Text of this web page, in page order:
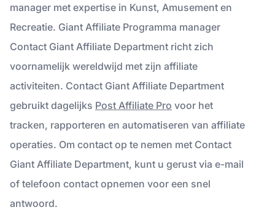
manager met expertise in Kunst, Amusement en
Recreatie. Giant Affiliate Programma manager
Contact Giant Affiliate Department richt zich
voornamelijk wereldwijd met zijn affiliate
activiteiten. Contact Giant Affiliate Department
gebruikt dagelijks Post Affiliate Pro voor het
tracken, rapporteren en automatiseren van affiliate
operaties. Om contact op te nemen met Contact
Giant Affiliate Department, kunt u gerust via e-mail
of telefoon contact opnemen voor een snel
antwoord.